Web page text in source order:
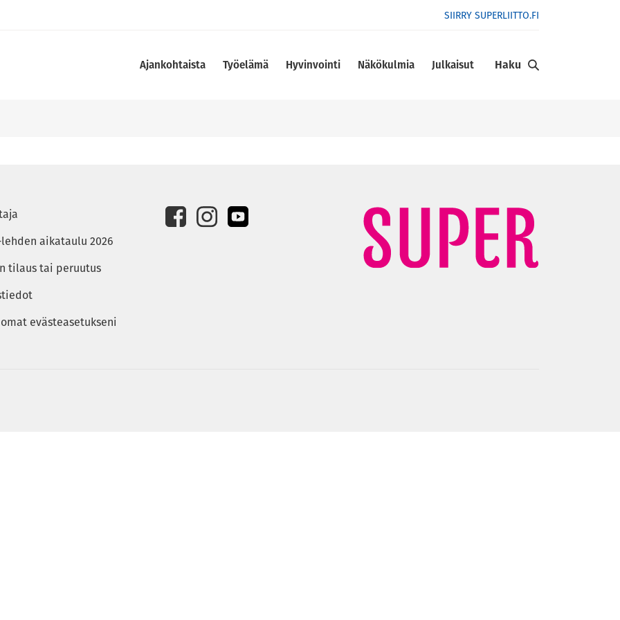
SIIRRY SUPERLIITTO.FI
Ajankohtaista Työelämä Hyvinvointi Näkökulmia Julkaisut Haku
aikataulu 2026
tilaus tai peruutus
evästeasetukseni